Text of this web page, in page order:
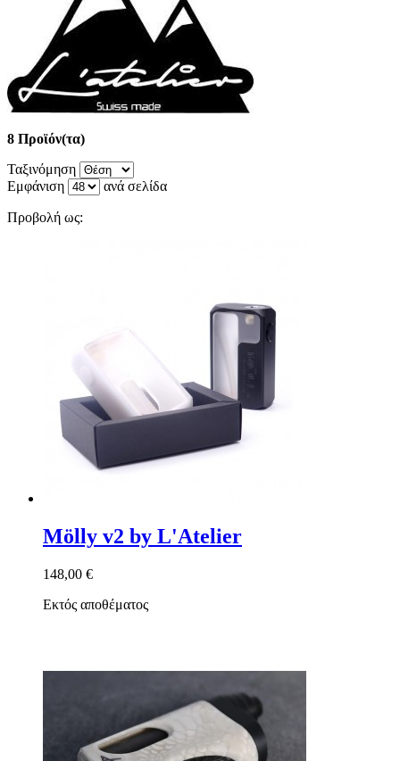
8 Προϊόν(τα)
Ταξινόμηση
Εμφάνιση
ανά σελίδα
Προβολή ως:
Mölly v2 by L'Atelier
148,00 €
Εκτός αποθέματος